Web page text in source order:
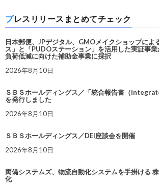
プレスリリースまとめてチェック
日本郵便、JPデジタル、GMOメイクショップによ
ス」と「PUDOステーション」を活用した実証事
負荷低減に向けた補助金事業に採択
2026年8月10日
ＳＢＳホールディングス／「統合報告書（
を発行しました
2026年8月10日
ＳＢＳホールディングス／DEI座談会を開催
2026年8月10日
両備システムズ、物流自動化システムを手掛ける
化